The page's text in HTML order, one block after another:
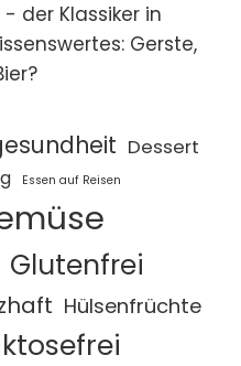
der Klassiker in
Gerste,
Dessert
Essen auf Reisen
Glutenfrei
Hülsenfrüchte